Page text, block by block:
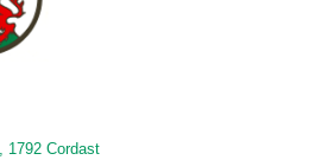
1792 Cordast